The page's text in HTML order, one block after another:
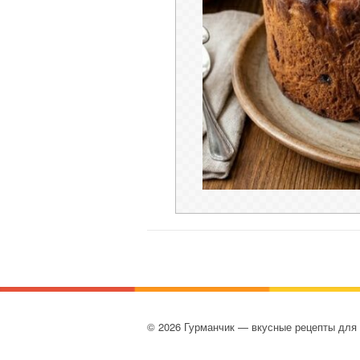
© 2026 Гурманчик — вкусные рецепты для